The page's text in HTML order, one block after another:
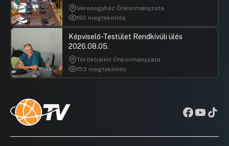
Veresegyház Önkormányzata
192 megtekintés
Képviselő-Testület Rendkívüli ülés
2026.08.05.
Törökbálint Önkormányzata
153 megtekintés